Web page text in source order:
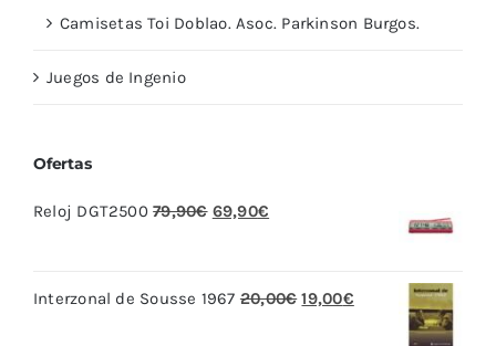
Camisetas Toi Doblao. Asoc. Parkinson Burgos.
Juegos de Ingenio
Ofertas
Reloj DGT2500 79,90€ El
era:
69,90€
es:
Interzonal de Sousse 1967 20,00€ El
19,00€El